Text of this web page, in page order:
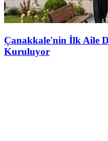
Çanakkale'nin İlk Aile
Kuruluyor